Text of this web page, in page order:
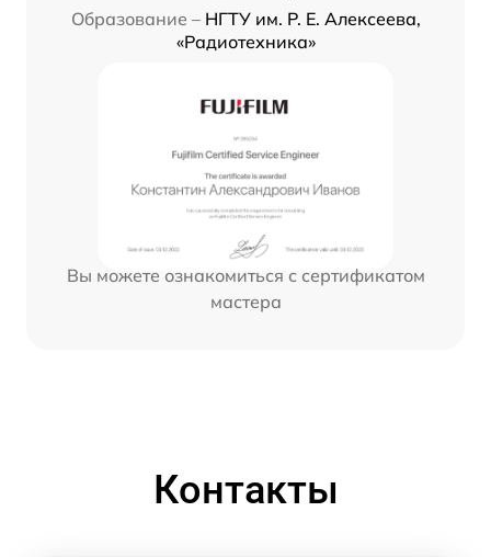
Образование – НГТУ им. Р. Е. Алексеева,
«Радиотехника»
Вы можете ознакомиться с сертификатом
мастера
Контакты